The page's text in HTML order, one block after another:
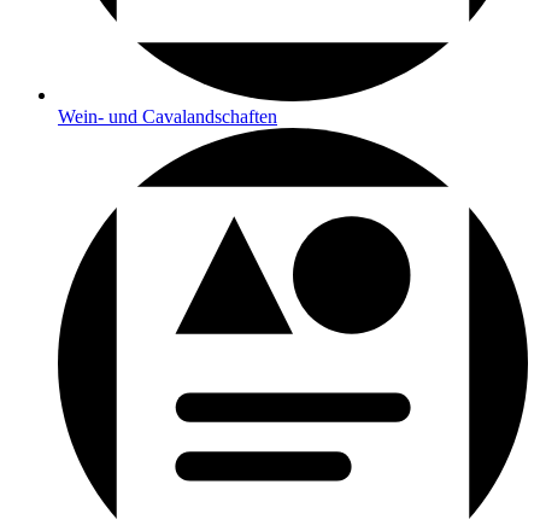
Wein- und Cavalandschaften